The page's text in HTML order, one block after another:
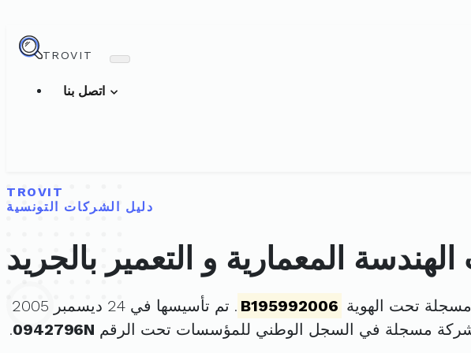
TROVIT
TROVIT
دليل الشركات التونسية
المعمارية و التعمير بالجريد
تحت الهوية B195992006
. تم تأسيسها في 24 ديسمبر 2005
مسجلة في السجل الوطني للمؤسسات تحت الرقم 0942796N
.